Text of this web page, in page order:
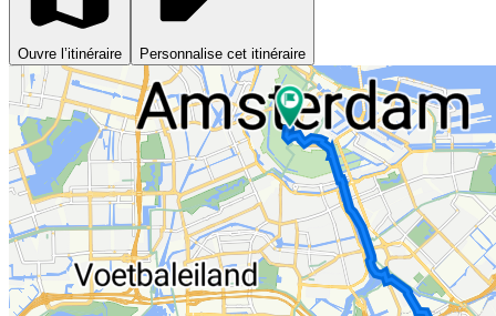
Ouvre l’itinéraire Personnalise cet itinéraire